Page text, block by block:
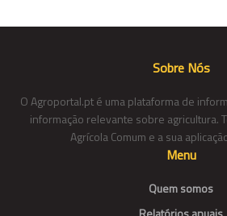
Sobre Nós
O Agroportal.pt é uma plataforma de
informação relevante sobre agricultura.
Agrícola Comum e a sua
Menu
Quem somos